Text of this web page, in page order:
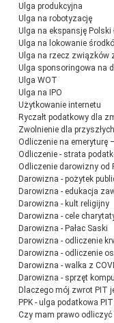
Ulga produkcyjna
Ulga na robotyzację
Ulga na ekspansję Polski
Ulga na lokowanie
Ulga na rzecz związków
Ulga sponsoringowa na
Ulga WOT
Ulga na IPO
Użytkowanie internetu
Ryczałt podatkowy dla
Zwolnienie dla
Odliczenie na emeryturę
Odliczenie - strata
Odliczenie darowizny od
Darowizna - pożytek
Darowizna - edukacja
Darowizna - kult religijny
Darowizna - cele
Darowizna - Pałac Saski
Darowizna - odliczenie
Darowizna - odliczenie
Darowizna - walka z
Darowizna - sprzęt
Dlaczego mój zwrot PIT
PPK - ulga podatkowa PIT
Czy mam prawo odliczyć